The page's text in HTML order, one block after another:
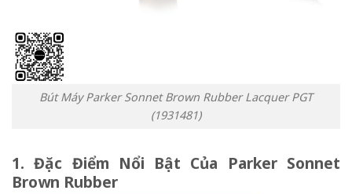
Bút Máy Parker Sonnet Brown Rubber Lacquer PGT
(1931481)
1. Đặc Điểm Nổi Bật Của Parker Sonnet
Brown Rubber